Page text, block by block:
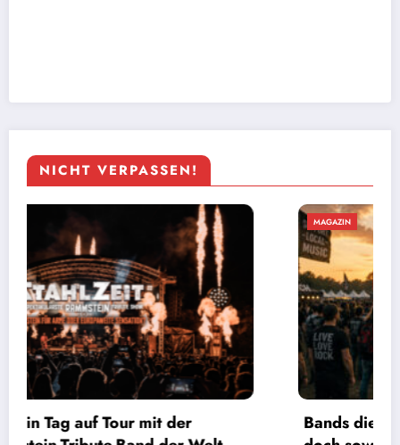
NICHT VERPASSEN!
Bands die nichts erreichen – und schuld sind